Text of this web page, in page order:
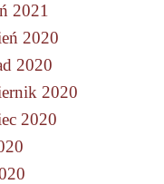
2021
2020
2020
2020
2020